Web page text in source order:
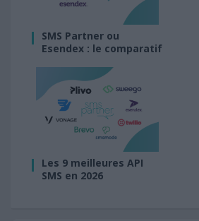
SMS Partner ou
Esendex : le comparatif
Les 9 meilleures API
SMS en 2026